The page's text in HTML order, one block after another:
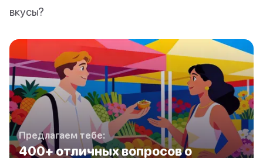
вкусы?
Предлагаем тебе:
400+ отличных вопросов о